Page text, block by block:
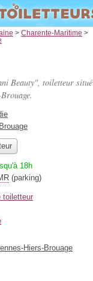
> Charente-Maritime >
Beauty", toiletteur situé
18h
(parking)
toiletteur
Hiers-Brouage